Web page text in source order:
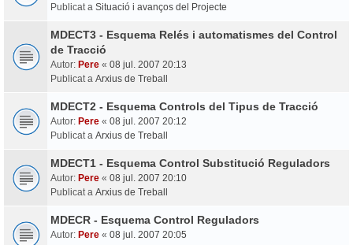
Publicat a Situació i avanços del Projecte
MDECT3 - Esquema Relés i automatismes del Control
de Tracció
Autor: Pere « 08 jul. 2007 20:13
Publicat a Arxius de Treball
MDECT2 - Esquema Controls del Tipus de Tracció
Autor: Pere « 08 jul. 2007 20:12
Publicat a Arxius de Treball
MDECT1 - Esquema Control Substitució Reguladors
Autor: Pere « 08 jul. 2007 20:10
Publicat a Arxius de Treball
MDECR - Esquema Control Reguladors
Autor: Pere « 08 jul. 2007 20:05